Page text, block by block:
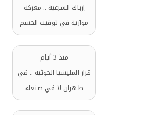
إرباك الشرعية .. معركة
موازية في توقيت الحسم
منذ 3 أيام
قرار المليشيا الحوثية .. في
طهران لا في صنعاء